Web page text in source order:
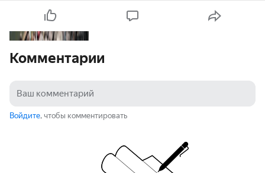
Комментарии
Войдите, чтобы комментировать